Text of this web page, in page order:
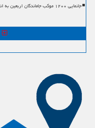
جانمایی ۱۲۰۰ موکب جاماندگان اربعین به انتها رسید